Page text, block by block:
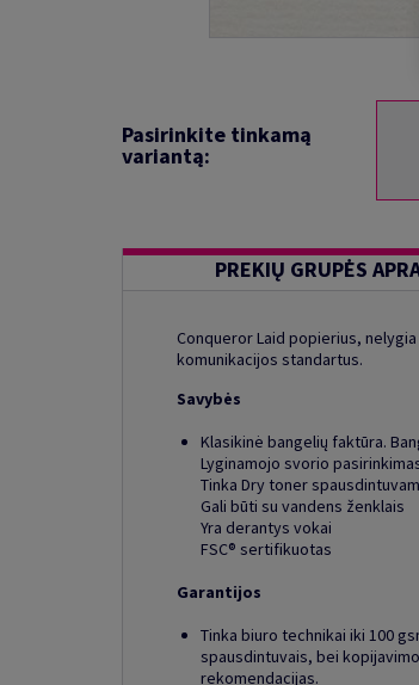
Pasirinkite tinkamą
variantą:
PREKIŲ GRUPĖS
Conqueror Laid popierius,
komunikacijos standartus.
Savybės
Klasikinė bangelių faktūra.
Lyginamojo svorio
Tinka Dry toner
Gali būti su vandens ženklais
Yra derantys vokai
FSC® sertifikuotas
Garantijos
Tinka biuro technikai iki 100
spausdintuvais, bei
rekomendacijas.